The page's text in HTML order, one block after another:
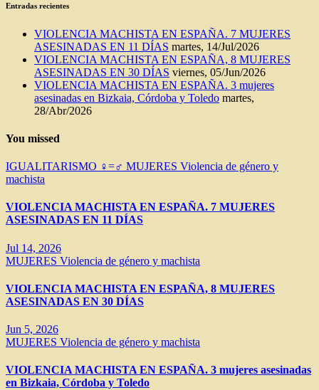
Entradas recientes
VIOLENCIA MACHISTA EN ESPAÑA. 7 MUJERES
ASESINADAS EN 11 DÍAS martes, 14/Jul/2026
VIOLENCIA MACHISTA EN ESPAÑA, 8 MUJERES
ASESINADAS EN 30 DÍAS viernes, 05/Jun/2026
VIOLENCIA MACHISTA EN ESPAÑA. 3 mujeres
asesinadas en Bizkaia, Córdoba y Toledo martes,
28/Abr/2026
You missed
IGUALITARISMO ♀=♂ MUJERES Violencia de género y
machista
VIOLENCIA MACHISTA EN ESPAÑA. 7 MUJERES
ASESINADAS EN 11 DÍAS
Jul 14, 2026
MUJERES Violencia de género y machista
VIOLENCIA MACHISTA EN ESPAÑA, 8 MUJERES
ASESINADAS EN 30 DÍAS
Jun 5, 2026
MUJERES Violencia de género y machista
VIOLENCIA MACHISTA EN ESPAÑA. 3 mujeres asesinadas
en Bizkaia, Córdoba y Toledo